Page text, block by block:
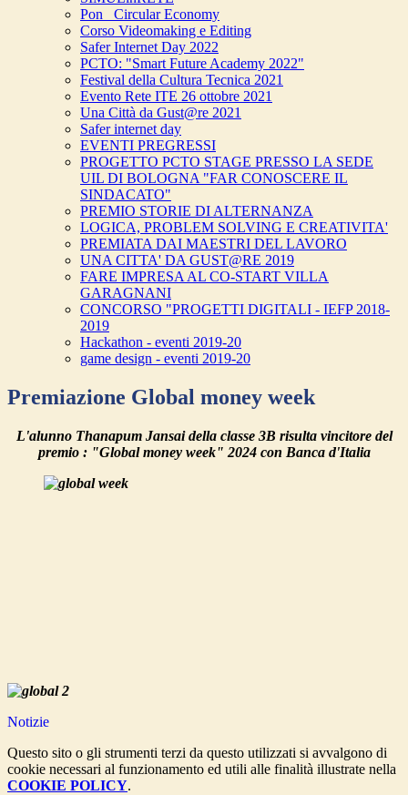
Pon_ Circular Economy
Corso Videomaking e Editing
Safer Internet Day 2022
PCTO: "Smart Future Academy 2022"
Festival della Cultura Tecnica 2021
Evento Rete ITE 26 ottobre 2021
Una Città da Gust@re 2021
Safer internet day
EVENTI PREGRESSI
PROGETTO PCTO STAGE PRESSO LA SEDE
UIL DI BOLOGNA "FAR CONOSCERE IL
SINDACATO"
PREMIO STORIE DI ALTERNANZA
LOGICA, PROBLEM SOLVING E CREATIVITA'
PREMIATA DAI MAESTRI DEL LAVORO
UNA CITTA' DA GUST@RE 2019
FARE IMPRESA AL CO-START VILLA
GARAGNANI
CONCORSO "PROGETTI DIGITALI - IEFP 2018-
2019
Hackathon - eventi 2019-20
game design - eventi 2019-20
Premiazione Global money week
L'alunno Thanapum Jansai della classe 3B risulta vincitore del
premio : "Global money week" 2024 con Banca d'Italia
Notizie
Questo sito o gli strumenti terzi da questo utilizzati si avvalgono di
cookie necessari al funzionamento ed utili alle finalità illustrate nella
COOKIE POLICY.